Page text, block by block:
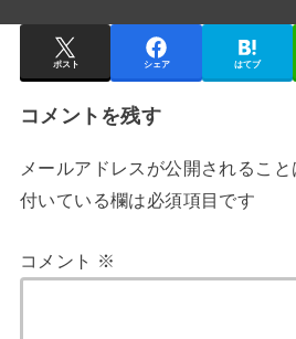
ポスト シェア はてブ
コメントを残す
メールアドレスが公開されること
付いている欄は必須項目です
コメント ※